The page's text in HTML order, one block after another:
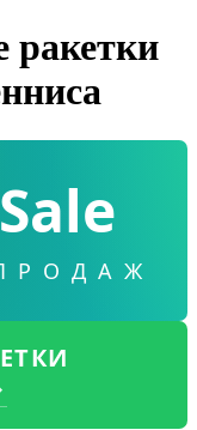
ракетки